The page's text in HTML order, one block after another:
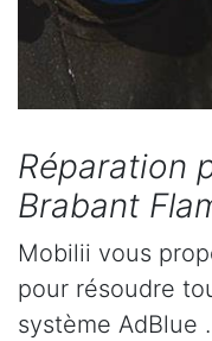
Réparation
Brabant
Mobilii vous
pour résoudre
système AdBlue